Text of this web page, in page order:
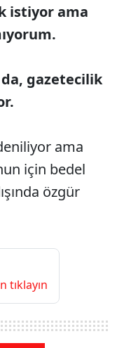
istiyor ama
gazetecilik
ama
için bedel
özgür
tıklayın